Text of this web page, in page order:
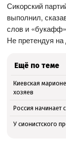
Сикорский
выполнил,
слов и
Не претендуя на
Ещё по теме
Киевская
хозяев
Россия начинает
У сионистского